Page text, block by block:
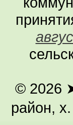
© 2026
район,